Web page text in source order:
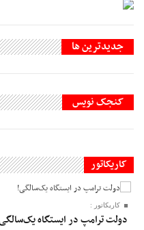
جديدترين ها
کنجک نویس
کاریکاتور
کاریکاتور :
دولت ترامپ در ایستگاه